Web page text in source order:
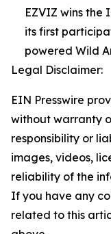
EZVIZ wins
its first
powered Wild
Legal Disclaimer:
EIN Presswire
without warranty
responsibility or
images, videos,
reliability of the
If you have any
related to this